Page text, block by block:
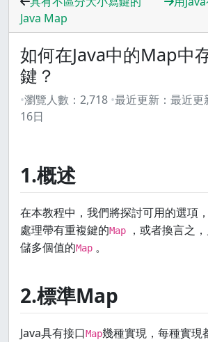
Java Map
如何在Java中的Map中
鍵？
瀏覽人數： 2,718 最近更新： 最近更
16日
1.概述
在本教程中，我們將探討可用的選項
處理帶有重複鍵的Map
，或者換言之
儲多個值的Map 。
2.標準Map
Java具有接口Map幾種實現，每種實現